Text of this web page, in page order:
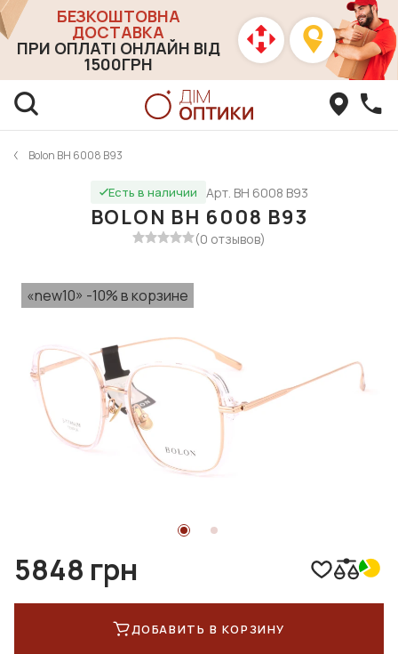
БЕЗКОШТОВНА
ДОСТАВКА
ПРИ ОПЛАТІ ОНЛАЙН ВІД
1500ГРН
Bolon BH 6008 B93
Есть в наличии Арт. BH 6008 B93
BOLON BH 6008 B93
(0 отзывов)
«new10» -10% в корзине
5848 грн
ДОБАВИТЬ В КОРЗИНУ